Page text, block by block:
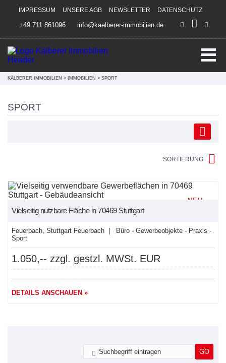
Direkt zum Inhalt springen
IMPRESSUM UNSERE AGB NEWSLETTER DATENSCHUTZ
+49 711 861096 info@kaelberer-immobilien.de
KÄLBERER IMMOBILIEN > IMMOBILIEN > SPORT
SPORT
SORTIERUNG
NEU
Vielseitig nutzbare Fläche in 70469 Stuttgart
Feuerbach, Stuttgart Feuerbach | Büro - Gewerbeobjekte - Praxis -
Sport
1.050,-- zzgl. gestzl. MWSt. EUR
DETAILS ANSCHAUEN »